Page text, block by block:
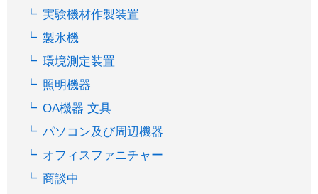
実験機材作製装置
製氷機
環境測定装置
照明機器
OA機器 文具
パソコン及び周辺機器
オフィスファニチャー
商談中